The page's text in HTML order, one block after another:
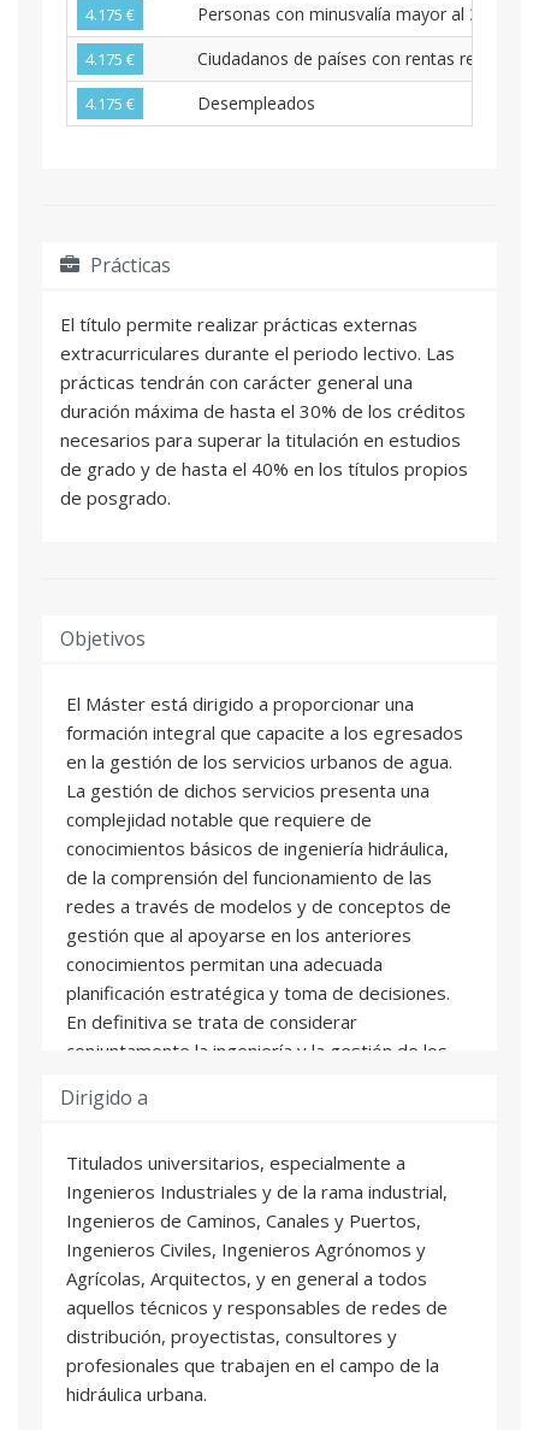
4.175 € Personas con minusvalía mayor al 33%
4.175 € Ciudadanos de países con rentas reducidas
4.175 € Desempleados
Prácticas
El título permite realizar prácticas externas
extracurriculares durante el periodo lectivo. Las
prácticas tendrán con carácter general una
duración máxima de hasta el 30% de los créditos
necesarios para superar la titulación en estudios
de grado y de hasta el 40% en los títulos propios
de posgrado.
Objetivos
El Máster está dirigido a proporcionar una
formación integral que capacite a los egresados
en la gestión de los servicios urbanos de agua.
La gestión de dichos servicios presenta una
complejidad notable que requiere de
conocimientos básicos de ingeniería hidráulica,
de la comprensión del funcionamiento de las
redes a través de modelos y de conceptos de
gestión que al apoyarse en los anteriores
conocimientos permitan una adecuada
planificación estratégica y toma de decisiones.
En definitiva se trata de considerar
conjuntamente la ingeniería y la gestión de los
moderna y sostenible de los mismos no es
Por ello, el Máster cuenta con tres áreas
claramente diferenciadas pero totalmente
complementarias sobre las que se apoya el
título:
Área de Hidráulica:
El área proporciona, por un lado con la asignatura
de Hidráulica Básica, los fundamentos de la física
de los fluidos incompresibles y su flujo en
Dirigido a
Titulados universitarios, especialmente a
Ingenieros Industriales y de la rama industrial,
Ingenieros de Caminos, Canales y Puertos,
Ingenieros Civiles, Ingenieros Agrónomos y
Agrícolas, Arquitectos, y en general a todos
aquellos técnicos y responsables de redes de
distribución, proyectistas, consultores y
profesionales que trabajen en el campo de la
hidráulica urbana.